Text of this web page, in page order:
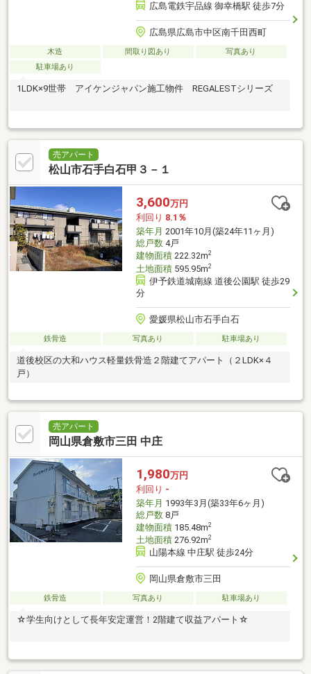
広島電鉄宇品線 御幸橋駅 徒歩7分
広島県広島市中区南千田西町
木造 間取り図あり
写真あり
駐車場あり
1LDK×9世帯 アイケンジャパン施工物件 REGALESTシリーズ
売アパート
松山市石手白石甲３－１
3,600万円
利回り 8.1％
築年月 2001年10月(築24年11ヶ月)
総戸数4戸
建物面積222.32m2
土地面積595.95m2
伊予鉄道城南線 道後公園駅 徒歩29
分
愛媛県松山市石手白石
鉄骨造 写真あり 駐車場あり
道後校区の大和ハウス軽量鉄骨造２階建てアパート（２LDK×４
戸）
売アパート
岡山県倉敷市三田 中庄
1,980万円
利回り -
築年月 1993年3月(築33年6ヶ月)
総戸数8戸
建物面積185.48m2
土地面積276.92m2
山陽本線 中庄駅 徒歩24分
岡山県倉敷市三田
鉄骨造 写真あり 駐車場あり
☆学生向けとして長年安定運営！2階建て収益アパート☆